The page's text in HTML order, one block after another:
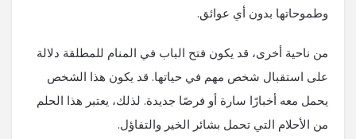
وطموحاتها بدون أي عوائق.
من ناحية أخرى، قد يكون فتح الباب في المنام للمطلقة دلالة
على استقبال شخص مهم في حياتها. قد يكون هذا الشخص
يحمل معه أخبارًا سارة أو فرصًا جديدة. لذلك، يعتبر هذا الحلم
من الأحلام التي تحمل بشائر الخير والتفاؤل.